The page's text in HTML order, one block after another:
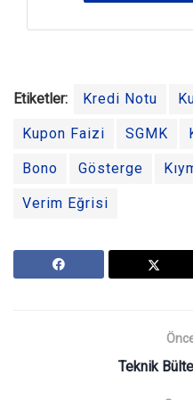
Etiketler: Kredi Notu
Kupon Faizi SGMK
Bono Gösterge
Verim Eğrisi
Teknik